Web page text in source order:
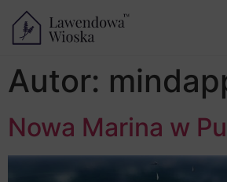
Autor:
Nowa Marina w